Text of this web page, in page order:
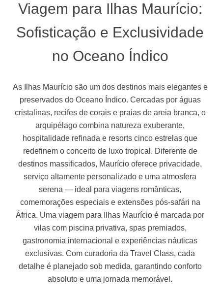
Viagem para Ilhas Maurício:
Sofisticação e Exclusividade
no Oceano Índico
As Ilhas Maurício são um dos destinos mais elegantes e
preservados do Oceano Índico. Cercadas por águas
cristalinas, recifes de corais e praias de areia branca, o
arquipélago combina natureza exuberante,
hospitalidade refinada e resorts cinco estrelas que
redefinem o conceito de luxo tropical. Diferente de
destinos massificados, Maurício oferece privacidade,
serviço altamente personalizado e uma atmosfera
serena — ideal para viagens românticas,
comemorações especiais e extensões pós-safári na
África. Uma viagem para Ilhas Maurício é marcada por
vilas com piscina privativa, spas premiados,
gastronomia internacional e experiências náuticas
exclusivas. Com curadoria da Travel Class, cada
detalhe é planejado sob medida, garantindo conforto
absoluto e uma jornada memorável.